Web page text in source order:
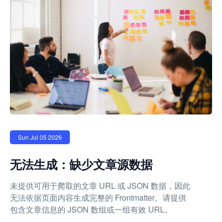
Sun Jul 05 2026
无法生成：缺少文章源数据
未提供可用于爬取的文章 URL 或 JSON 数据，因此
无法依据页面内容生成完整的 Frontmatter。请提供
包含文章信息的 JSON 数组或一组有效 URL。